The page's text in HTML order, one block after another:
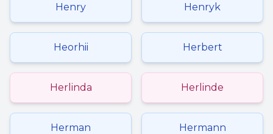
Henry Henryk
Heorhii Herbert
Herlinda Herlinde
Herman Hermann